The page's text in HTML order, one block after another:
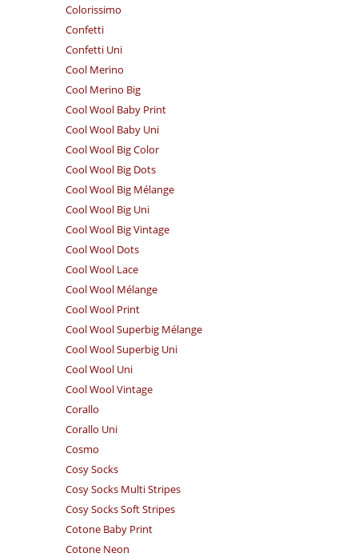
Colorissimo
Confetti
Confetti Uni
Cool Merino
Cool Merino Big
Cool Wool Baby Print
Cool Wool Baby Uni
Cool Wool Big Color
Cool Wool Big Dots
Cool Wool Big Mélange
Cool Wool Big Uni
Cool Wool Big Vintage
Cool Wool Dots
Cool Wool Lace
Cool Wool Mélange
Cool Wool Print
Cool Wool Superbig Mélange
Cool Wool Superbig Uni
Cool Wool Uni
Cool Wool Vintage
Corallo
Corallo Uni
Cosmo
Cosy Socks
Cosy Socks Multi Stripes
Cosy Socks Soft Stripes
Cotone Baby Print
Cotone Neon